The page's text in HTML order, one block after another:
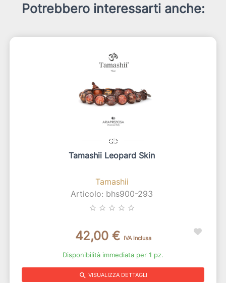
Potrebbero interessarti anche:
Tamashii Leopard Skin
Tamashii
Articolo: bhs900-293
star_border star_border star_border star_border star_border
42,00 € IVA inclusa
Disponibilità immediata per 1 pz.
search VISUALIZZA DETTAGLI